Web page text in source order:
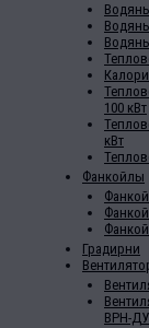
100 кВт
кВт
Фанкойлы
Градирни
ВРН-